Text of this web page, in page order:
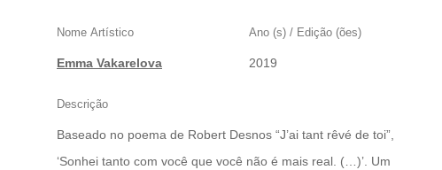
MUCH
Nome Artístico
Emma Vakarelova
Ano (s) / Edição (ões)
2019
Descrição
Baseado no poema de Robert Desnos “J’ai tant rêvé de toi”,
‘Sonhei tanto com você que você não é mais real. (…)’. Um